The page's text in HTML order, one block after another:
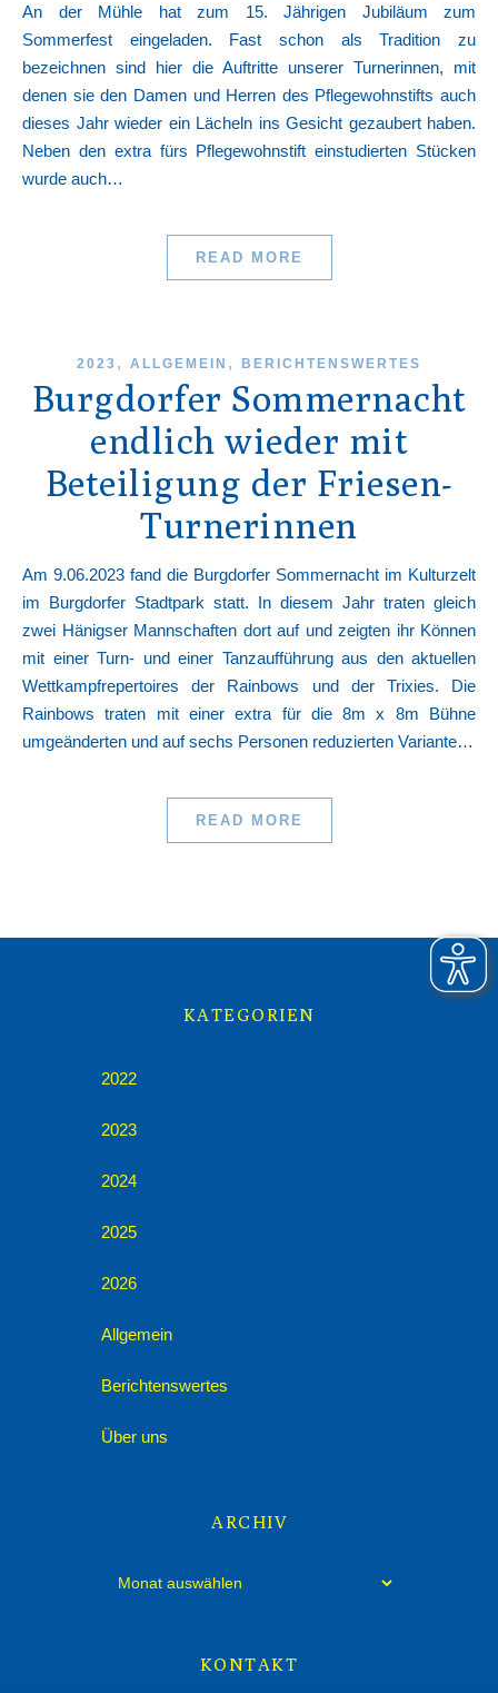
An der Mühle hat zum 15. Jährigen Jubiläum zum
Sommerfest eingeladen. Fast schon als Tradition zu
bezeichnen sind hier die Auftritte unserer Turnerinnen, mit
denen sie den Damen und Herren des Pflegewohnstifts auch
dieses Jahr wieder ein Lächeln ins Gesicht gezaubert haben.
Neben den extra fürs Pflegewohnstift einstudierten Stücken
wurde auch…
READ MORE
2023 , ALLGEMEIN , BERICHTENSWERTES
Burgdorfer Sommernacht
endlich wieder mit
Beteiligung der Friesen-
Turnerinnen
Am 9.06.2023 fand die Burgdorfer Sommernacht im Kulturzelt
im Burgdorfer Stadtpark statt. In diesem Jahr traten gleich
zwei Hänigser Mannschaften dort auf und zeigten ihr Können
mit einer Turn- und einer Tanzaufführung aus den aktuellen
Wettkampfrepertoires der Rainbows und der Trixies. Die
Rainbows traten mit einer extra für die 8m x 8m Bühne
umgeänderten und auf sechs Personen reduzierten Variante…
READ MORE
KATEGORIEN
2022
2023
2024
2025
2026
Allgemein
Berichtenswertes
Über uns
ARCHIV
KONTAKT